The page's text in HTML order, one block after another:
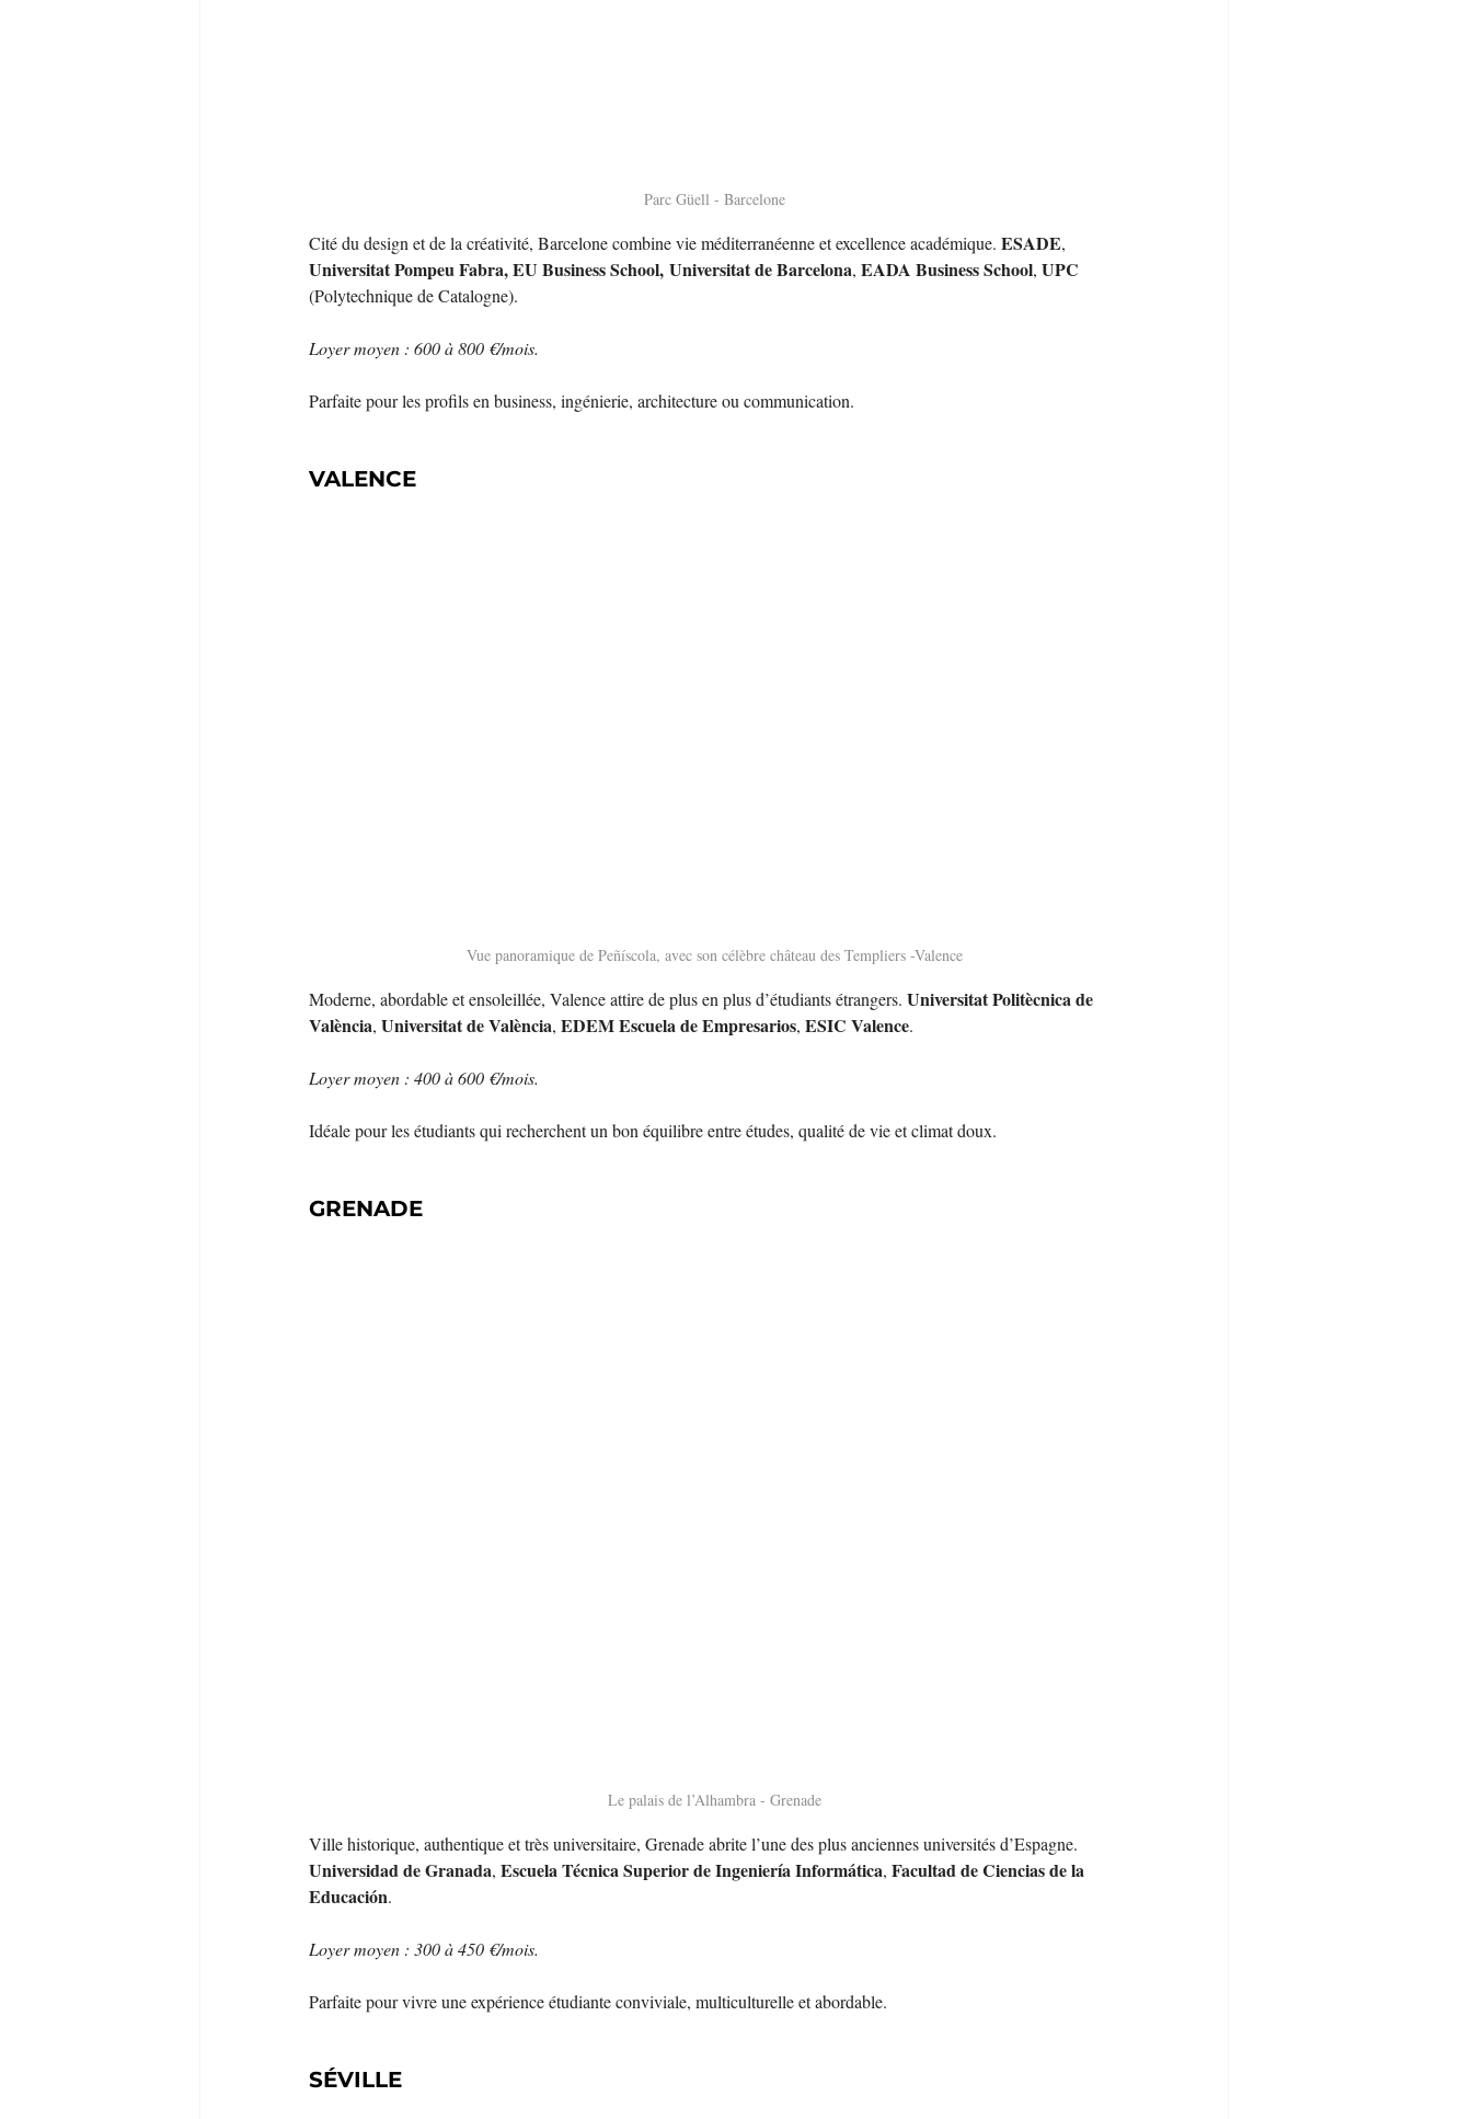
Parc Güell - Barcelone
Cité du design et de la créativité, Barcelone combine vie méditerranéenne et excellence académique. ESADE,
Universitat Pompeu Fabra, EU Business School, Universitat de Barcelona, EADA Business School, UPC
(Polytechnique de Catalogne).
Loyer moyen : 600 à 800 €/mois.
Parfaite pour les profils en business, ingénierie, architecture ou communication.
VALENCE
Vue panoramique de Peñíscola, avec son célèbre château des Templiers -Valence
Moderne, abordable et ensoleillée, Valence attire de plus en plus d’étudiants étrangers. Universitat Politècnica de
València, Universitat de València, EDEM Escuela de Empresarios, ESIC Valence.
Loyer moyen : 400 à 600 €/mois.
Idéale pour les étudiants qui recherchent un bon équilibre entre études, qualité de vie et climat doux.
GRENADE
Le palais de l’Alhambra - Grenade
Ville historique, authentique et très universitaire, Grenade abrite l’une des plus anciennes universités d’Espagne.
Universidad de Granada, Escuela Técnica Superior de Ingeniería Informática, Facultad de Ciencias de la
Educación.
Loyer moyen : 300 à 450 €/mois.
Parfaite pour vivre une expérience étudiante conviviale, multiculturelle et abordable.
SÉVILLE